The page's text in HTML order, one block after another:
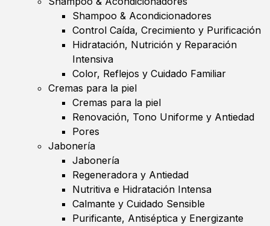
Shampoo & Acondicionadores
Control Caída, Crecimiento y Purificación
Hidratación, Nutrición y Reparación
Intensiva
Color, Reflejos y Cuidado Familiar
Cremas para la piel
Cremas para la piel
Renovación, Tono Uniforme y Antiedad
Pores
Jabonería
Jabonería
Regeneradora y Antiedad
Nutritiva e Hidratación Intensa
Calmante y Cuidado Sensible
Purificante, Antiséptica y Energizante